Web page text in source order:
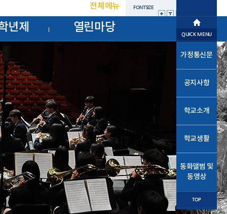
FONTSIZE
전체메뉴
년제 열린마당
학교소개
학교혁신
열린마당
교사마당
QUICK MENU
가정통신문
공지사항
학교소개
학교생활
동화앨범 및
동영상
TOP